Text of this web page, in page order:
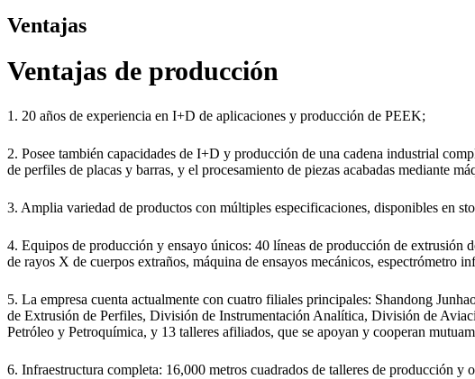
Ventajas
Ventajas de producción
1. 20 años de experiencia en I+D de aplicaciones y producción de PEEK;
2. Posee también capacidades de I+D y producción de una cadena industrial
de perfiles de placas y barras, y el procesamiento de piezas acabadas mediante
3. Amplia variedad de productos con múltiples especificaciones, disponibles en
4. Equipos de producción y ensayo únicos: 40 líneas de producción de extrusión
de rayos X de cuerpos extraños, máquina de ensayos mecánicos,
5. La empresa cuenta actualmente con cuatro filiales principales: Shandong
de Extrusión de Perfiles, División de Instrumentación Analítica, División de
Petróleo y Petroquímica, y 13 talleres afiliados, que se apoyan y cooperan
6. Infraestructura completa: 16,000 metros cuadrados de talleres de producción y